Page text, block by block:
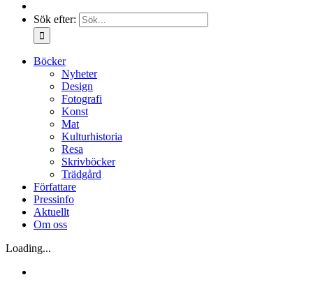
Sök efter:
Böcker
Nyheter
Design
Fotografi
Konst
Mat
Kulturhistoria
Resa
Skrivböcker
Trädgård
Författare
Pressinfo
Aktuellt
Om oss
Loading...